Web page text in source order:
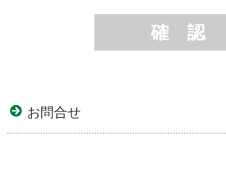
確 認
お問合せ